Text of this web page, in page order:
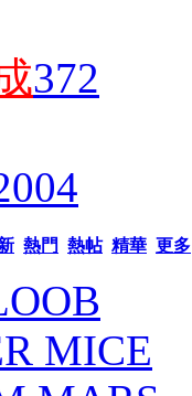
372
熱門 熱帖 精華 更多